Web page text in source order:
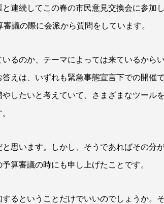
連続してこの春の市民意見交換会に参加し
議の際に会派から質問をしています。
るのか、テーマによっては来ているからい
えは、いずれも緊急事態宣言下での開催
したいと考えていて、さまざまなツールを
思います。しかし、そうであればその分
算審議の時にも申し上げたことです。
るということだけでいいのでしょうか。そ